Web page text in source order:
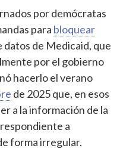
por demócratas
para bloquear
datos de Medicaid, que
por el gobierno
hacerlo el verano
de 2025 que, en esos
a la información de la
a
forma irregular.